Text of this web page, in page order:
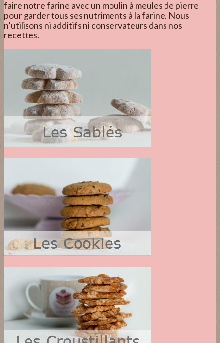
faire notre farine avec un moulin à meules de pierre
pour garder tous ses nutriments à la farine. Nous
n’utilisons ni additifs ni conservateurs dans nos
recettes.